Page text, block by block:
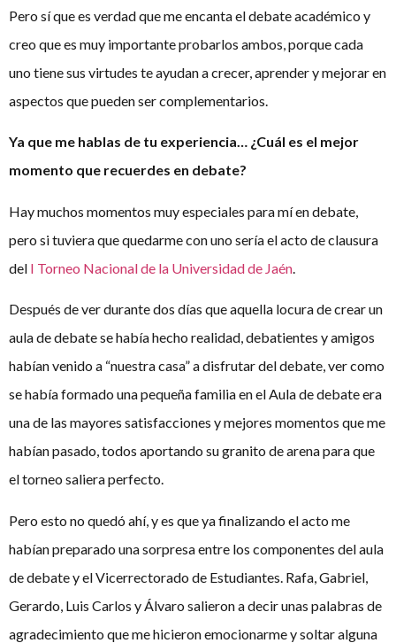
Pero sí que es verdad que me encanta el debate académico y
creo que es muy importante probarlos ambos, porque cada
uno tiene sus virtudes te ayudan a crecer, aprender y mejorar en
aspectos que pueden ser complementarios.
Ya que me hablas de tu experiencia… ¿Cuál es el mejor
momento que recuerdes en debate?
Hay muchos momentos muy especiales para mí en debate,
pero si tuviera que quedarme con uno sería el acto de clausura
del I Torneo Nacional de la Universidad de Jaén.
Después de ver durante dos días que aquella locura de crear un
aula de debate se había hecho realidad, debatientes y amigos
habían venido a “nuestra casa” a disfrutar del debate, ver como
se había formado una pequeña familia en el Aula de debate era
una de las mayores satisfacciones y mejores momentos que me
habían pasado, todos aportando su granito de arena para que
el torneo saliera perfecto.
Pero esto no quedó ahí, y es que ya finalizando el acto me
habían preparado una sorpresa entre los componentes del aula
de debate y el Vicerrectorado de Estudiantes. Rafa, Gabriel,
Gerardo, Luis Carlos y Álvaro salieron a decir unas palabras de
agradecimiento que me hicieron emocionarme y soltar alguna